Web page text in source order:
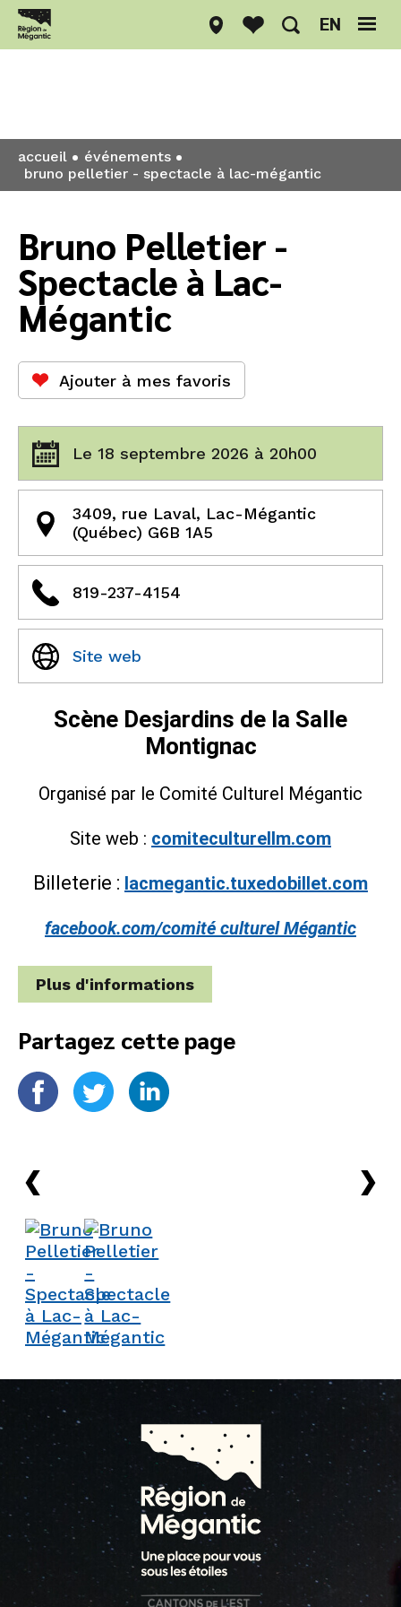
EN
accueil
événements
bruno pelletier - spectacle à lac-mégantic
Bruno Pelletier -
Spectacle à Lac-
Mégantic
Ajouter à mes favoris
Le 18 septembre 2026 à 20h00
3409, rue Laval, Lac-Mégantic
(Québec) G6B 1A5
819-237-4154
Site web
Scène Desjardins de la Salle
Montignac
Organisé par le Comité Culturel Mégantic
Site web : comiteculturellm.com
Billeterie : lacmegantic.tuxedobillet.com
facebook.com/comité culturel Mégantic
Plus d'informations
Partagez cette page
› ›